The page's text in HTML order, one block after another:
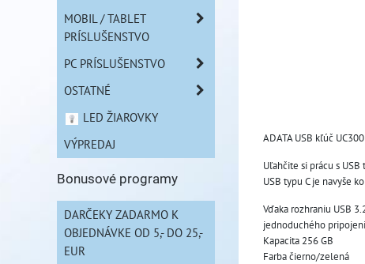
ADATA USB kľúč
Uľahčite si prácu s
USB typu C je navyše
Vďaka rozhraniu USB
jednoduchého
Kapacita 256 GB
Farba čierno/zelená
MOBIL / TABLET
PRÍSLUŠENSTVO
PC PRÍSLUŠENSTVO
OSTATNÉ
LED ŽIAROVKY
VÝPREDAJ
Bonusové programy
DARČEKY ZADARMO K
OBJEDNÁVKE OD 5,- DO 25,-
EUR